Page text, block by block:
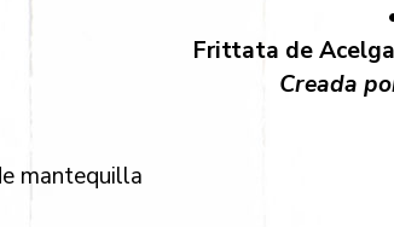
Frittata de
Creada
mantequilla